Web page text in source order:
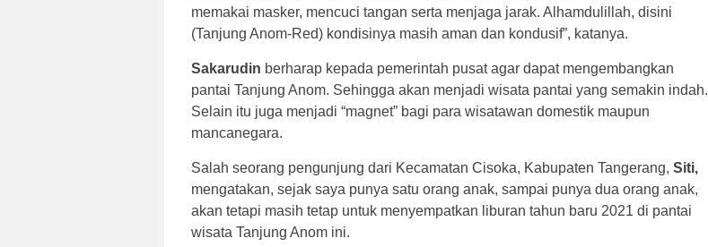
memakai masker, mencuci tangan serta menjaga jarak. Alhamdulillah, disini
(Tanjung Anom-Red) kondisinya masih aman dan kondusif”, katanya.
Sakarudin berharap kepada pemerintah pusat agar dapat mengembangkan
pantai Tanjung Anom. Sehingga akan menjadi wisata pantai yang semakin indah.
Selain itu juga menjadi “magnet” bagi para wisatawan domestik maupun
mancanegara.
Salah seorang pengunjung dari Kecamatan Cisoka, Kabupaten Tangerang, Siti,
mengatakan, sejak saya punya satu orang anak, sampai punya dua orang anak,
akan tetapi masih tetap untuk menyempatkan liburan tahun baru 2021 di pantai
wisata Tanjung Anom ini.